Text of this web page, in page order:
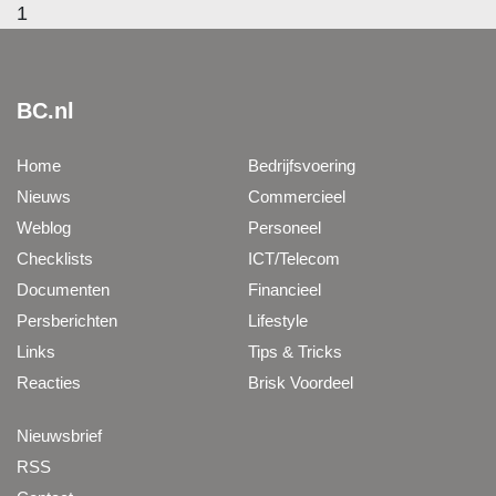
1
BC.nl
Home
Nieuws
Weblog
Checklists
Documenten
Persberichten
Links
Reacties
Bedrijfsvoering
Commercieel
Personeel
ICT/Telecom
Financieel
Lifestyle
Tips & Tricks
Brisk Voordeel
Nieuwsbrief
RSS